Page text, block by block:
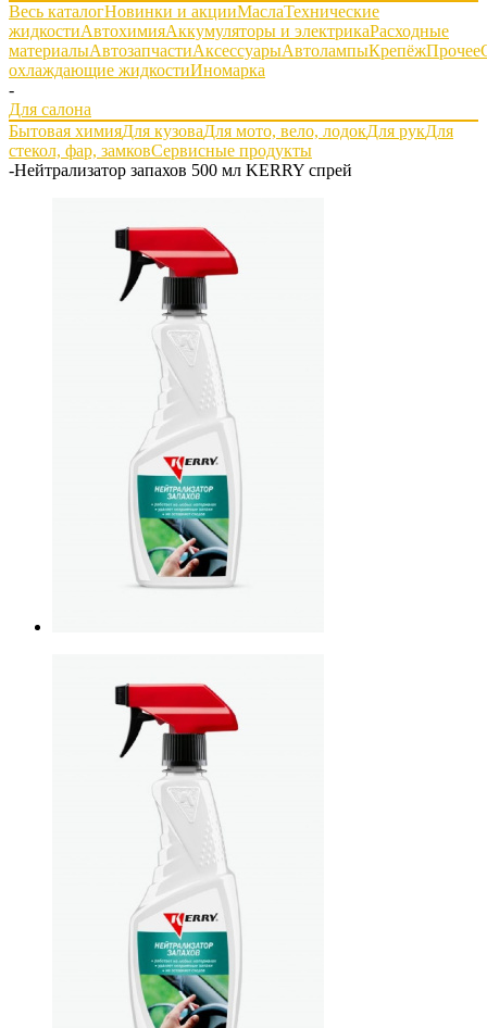
Весь каталогНовинки и акцииМаслаТехнические
жидкостиАвтохимияАккумуляторы и электрикаРасходные
материалыАвтозапчастиАксессуарыАвтолампыКрепёжПрочее
охлаждающие жидкостиИномарка
-
Для салона
Бытовая химияДля кузоваДля мото, вело, лодокДля рукДля
стекол, фар, замковСервисные продукты
-Нейтрализатор запахов 500 мл KERRY спрей